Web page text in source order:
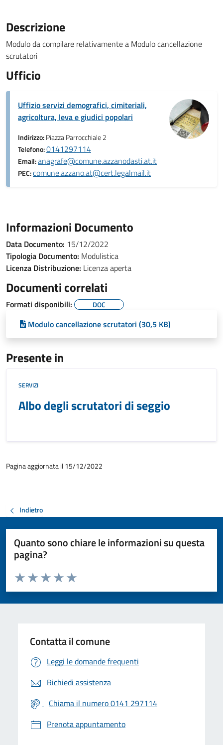
Descrizione
Modulo da compilare relativamente a Modulo cancellazione
scrutatori
Ufficio
Uffizio servizi demografici, cimiteriali,
agricoltura, leva e giudici popolari
Indirizzo:Piazza Parrocchiale 2
Telefono:0141297114
Email:anagrafe@comune.azzanodasti.at.it
PEC:comune.azzano.at@cert.legalmail.it
Informazioni Documento
Data Documento: 15/12/2022
Tipologia Documento: Modulistica
Licenza Distribuzione: Licenza aperta
Documenti correlati
Formati disponibili: DOC
Modulo cancellazione scrutatori (30,5 KB)
Presente in
SERVIZI
Albo degli scrutatori di seggio
Pagina aggiornata il 15/12/2022
Indietro
Quanto sono chiare le informazioni su questa
pagina?
Valuta da 1 a 5 stelle la pagina
Valuta 5 stelle su 5
Valuta 4 stelle su 5
Valuta 3 stelle su 5
Valuta 2 stelle su 5
Valuta 1 stelle su 5
Contatta il comune
Leggi le domande frequenti
Richiedi assistenza
Chiama il numero 0141 297114
Prenota appuntamento